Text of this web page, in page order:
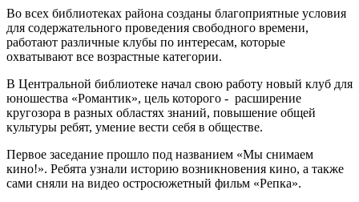
Во всех библиотеках района созданы благоприятные условия
для содержательного проведения свободного времени,
работают различные клубы по интересам, которые
охватывают все возрастные категории.
В Центральной библиотеке начал свою работу новый клуб для
юношества «Романтик», цель которого - расширение
кругозора в разных областях знаний, повышение общей
культуры ребят, умение вести себя в обществе.
Первое заседание прошло под названием «Мы снимаем
кино!». Ребята узнали историю возникновения кино, а также
сами сняли на видео остросюжетный фильм «Репка».